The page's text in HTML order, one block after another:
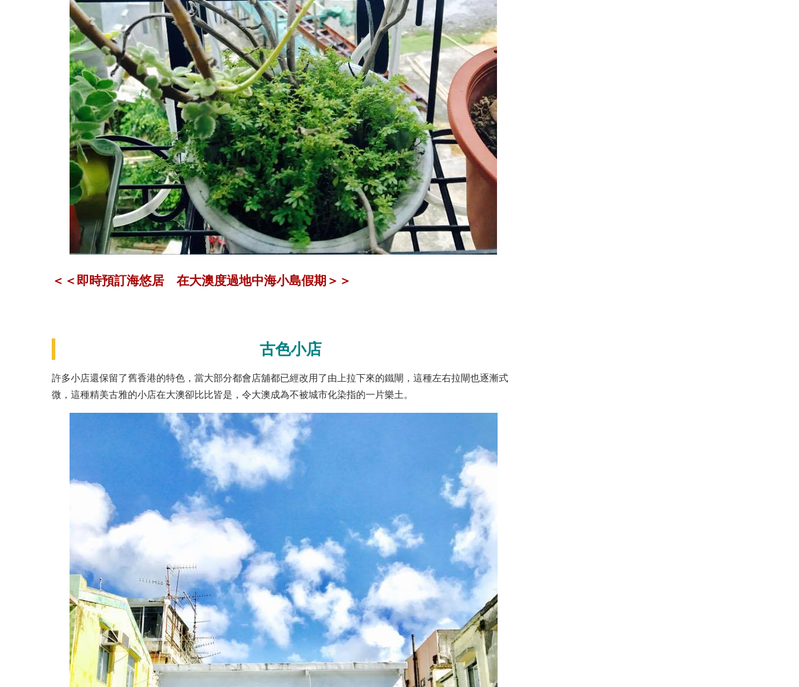
＜＜即時預訂海悠居 在大澳度過地中海小島假期＞＞
古色小店
許多小店還保留了舊香港的特色，當大部分都會店舖都已經改用了由上拉下來的鐵閘，這種左右拉閘也逐漸式
微，這種精美古雅的小店在大澳卻比比皆是，令大澳成為不被城市化染指的一片樂土。